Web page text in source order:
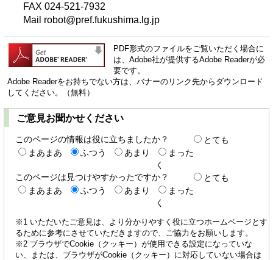
FAX 024-521-7932
Mail robot@pref.fukushima.lg.jp
PDF形式のファイルをご覧いただく場合に
は、Adobe社が提供するAdobe Readerが必
要です。
Adobe Readerをお持ちでない方は、バナーのリンク先からダウンロード
してください。（無料）
ご意見お聞かせください
このページの情報は役に立ちましたか？
とても
まあまあ
ふつう あまり
まった
く
このページは見つけやすかったですか？
とても
まあまあ
ふつう あまり
まった
く
※1 いただいたご意見は、より分かりやすく役に立つホームページとす
るために参考にさせていただきますので、ご協力をお願いします。
※2 ブラウザでCookie（クッキー）が使用できる設定になっていな
い、または、ブラウザがCookie（クッキー）に対応していない場合は